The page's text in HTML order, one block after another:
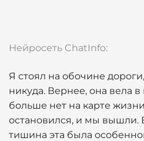
Нейросеть ChatInfo:
Я стоял на обочине
никуда. Вернее, она вела в
больше нет на карте
остановился, и мы вышли.
тишина эта была